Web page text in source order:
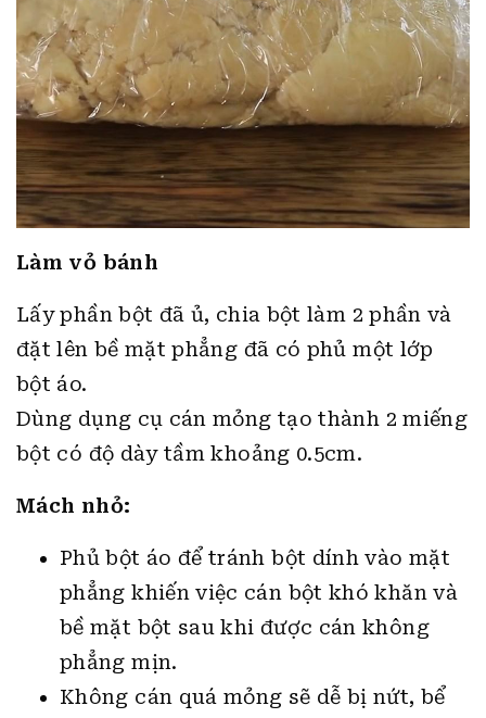
Làm vỏ bánh
Lấy phần bột đã ủ, chia bột làm 2 phần và
đặt lên bề mặt phẳng đã có phủ một lớp
bột áo.
Dùng dụng cụ cán mỏng tạo thành 2 miếng
bột có độ dày tầm khoảng 0.5cm.
Mách nhỏ:
Phủ bột áo để tránh bột dính vào mặt
phẳng khiến việc cán bột khó khăn và
bề mặt bột sau khi được cán không
phẳng mịn.
Không cán quá mỏng sẽ dễ bị nứt, bể